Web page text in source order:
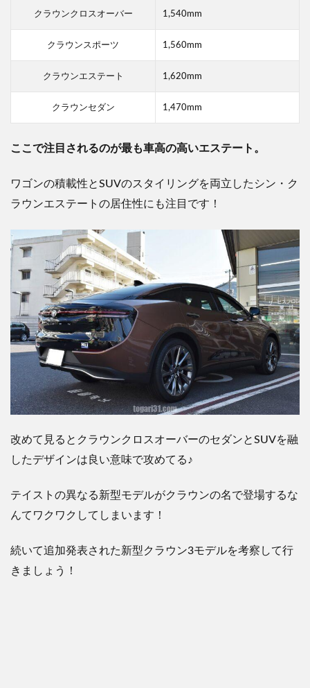
クラウンクロスオーバー 1,540mm
クラウンスポーツ 1,560mm
クラウンエステート 1,620mm
クラウンセダン 1,470mm
ここで注目されるのが最も車高の高いエステート。
ワゴンの積載性とSUVのスタイリングを両立したシン・ク
ラウンエステートの居住性にも注目です！
改めて見るとクラウンクロスオーバーのセダンとSUVを融
したデザインは良い意味で攻めてる♪
テイストの異なる新型モデルがクラウンの名で登場するな
んてワクワクしてしまいます！
続いて追加発表された新型クラウン3モデルを考察して行
きましょう！